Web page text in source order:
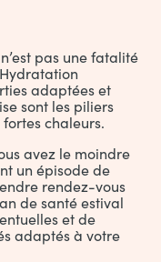
pas une fatalité
adaptées et
sont les piliers
chaleurs.
avez le moindre
un épisode de
rendez-vous
de santé estival
et de
adaptés à votre